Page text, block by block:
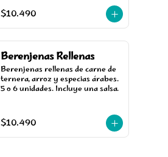
$10.490
Berenjenas Rellenas
Berenjenas rellenas de carne de
ternera, arroz y especias árabes.
5 o 6 unidades. Incluye una salsa.
$10.490